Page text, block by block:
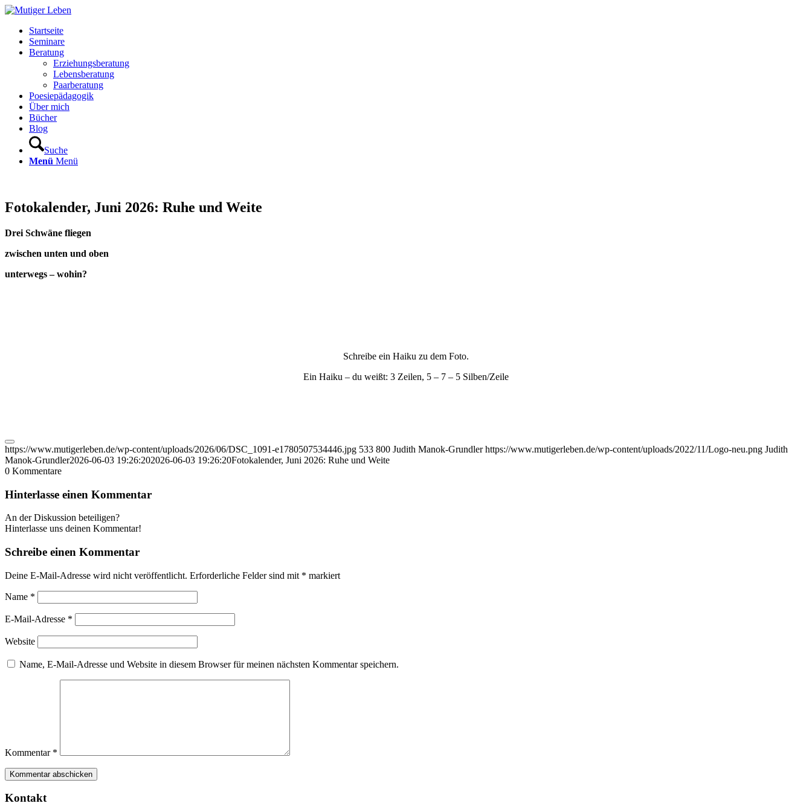
Startseite
Seminare
Beratung
Erziehungsberatung
Lebensberatung
Paarberatung
Poesiepädagogik
Über mich
Bücher
Blog
Suche
Menü Menü
Fotokalender, Juni 2026: Ruhe und Weite
Drei Schwäne fliegen
zwischen unten und oben
unterwegs – wohin?
Schreibe ein Haiku zu dem Foto.
Ein Haiku – du weißt: 3 Zeilen, 5 – 7 – 5 Silben/Zeile
https://www.mutigerleben.de/wp-content/uploads/2026/06/DSC_1091-e1780507534446.jpg 533 800 Judith Manok-Grundler https://www.mutigerleben.de/wp-content/uploads/2022/11/Logo-neu.png Judith
Manok-Grundler2026-06-03 19:26:202026-06-03 19:26:20Fotokalender, Juni 2026: Ruhe und Weite
0 Kommentare
Hinterlasse einen Kommentar
An der Diskussion beteiligen?
Hinterlasse uns deinen Kommentar!
Schreibe einen Kommentar
Deine E-Mail-Adresse wird nicht veröffentlicht. Erforderliche Felder sind mit * markiert
Name *
E-Mail-Adresse *
Website
Name, E-Mail-Adresse und Website in diesem Browser für meinen nächsten Kommentar speichern.
Kommentar *
Kontakt